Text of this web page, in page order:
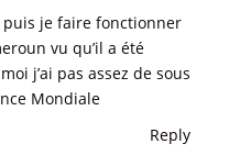
je faire fonctionner
vu qu’il a été
j’ai pas assez de sous
Mondiale
Reply